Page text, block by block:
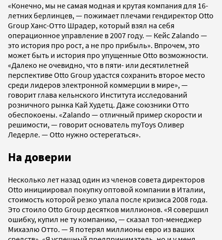
«Конечно, мы не самая модная и крутая компания для 16-
летних берлинцев, — пожимает плечами гендиректор Otto
Group Ханс-Отто Шрадер, который взял на себя
операционное управление в 2007 году. — Кейс Zalando —
это история про рост, а не про прибыль». Впрочем, это
может быть и история про упущенные Otto возможности.
«Далеко не очевидно, что в пяти- или десятилетней
перспективе Otto Group удастся сохранить второе место
среди лидеров электронной коммерции в мире», —
говорит глава кельнского Института исследований
розничного рынка Кай Худетц. Даже союзники Отто
обеспокоены. «Zalando — отличный пример скорости и
решимости, — говорит основатель myToys Оливер
Ледерле. — Otto нужно остерегаться».
На доверии
Несколько лет назад один из членов совета директоров
Otto инициировал покупку оптовой компании в Италии,
стоимость которой резко упала после кризиса 2008 года.
Это стоило Otto Group десятков миллионов. «Я совершил
ошибку, купил не ту компанию, — сказал топ-менеджер
Михаэлю Отто. — Я потерял миллионы евро из ваших